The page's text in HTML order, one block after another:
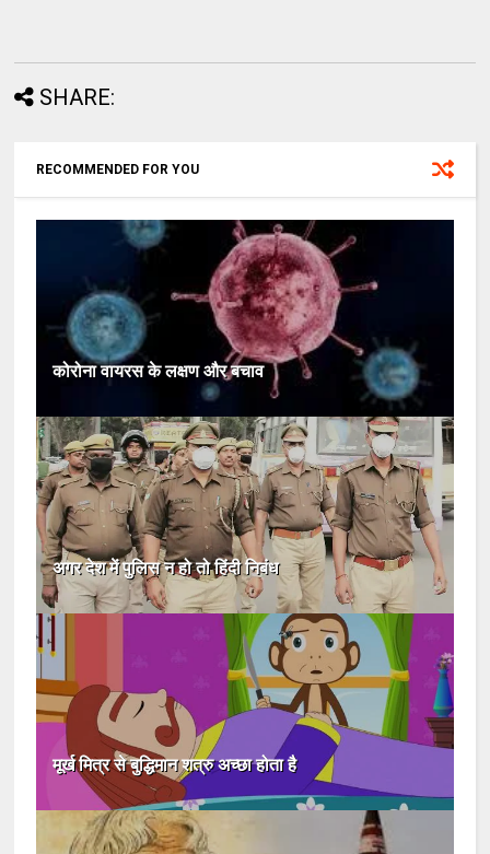
SHARE:
RECOMMENDED FOR YOU
कोरोना वायरस के लक्षण और बचाव
अगर देश में पुलिस न हो तो हिंदी निबंध
मूर्ख मित्र से बुद्धिमान शत्रु अच्छा होता है